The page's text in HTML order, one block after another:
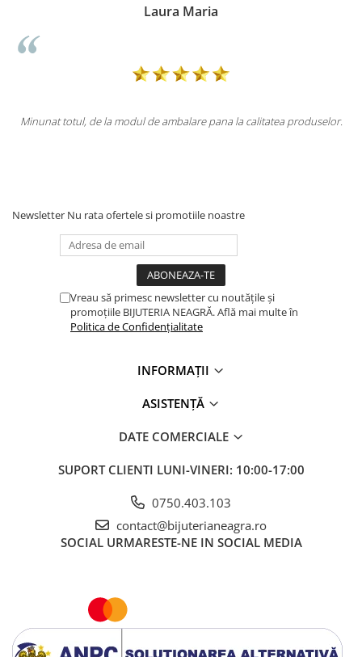
calitatea produselor.
Totul la superlativ! Produsul, fix descrierea,
Newsletter Nu rata ofertele si promotiile noastre
Vreau să primesc newsletter cu noutățile și
promoțiile BIJUTERIA NEAGRĂ. Află mai multe în
Politica de Confidențialitate
INFORMAȚII
ASISTENȚĂ
DATE COMERCIALE
SUPORT CLIENTI LUNI-VINERI: 10:00-17:00
0750.403.103
contact@bijuterianeagra.ro
SOCIAL URMARESTE-NE IN SOCIAL MEDIA